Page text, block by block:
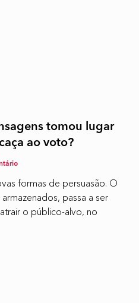
tomou lugar
ao voto?
formas de persuasão. O
passa a ser
o público-alvo, no